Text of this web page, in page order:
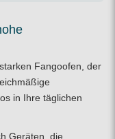
Fangoofen, der
in Ihre täglichen
Geräten, die